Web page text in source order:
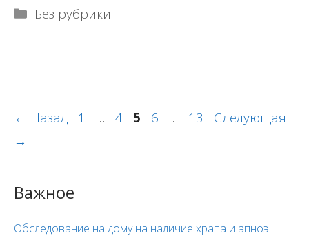
Рубрики
Без рубрики
Навигация
записи
← Назад Страница
1 … Страница
4 Страница
5 Страница
6 … Страница
13
Следующая
→
Важное
Обследование на дому на наличие храпа и апноэ